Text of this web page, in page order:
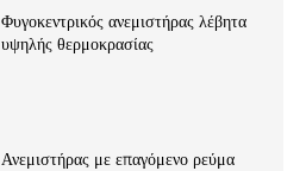
Φυγοκεντρικός ανεμιστήρας λέβητα
υψηλής θερμοκρασίας
Ανεμιστήρας με επαγόμενο ρεύμα